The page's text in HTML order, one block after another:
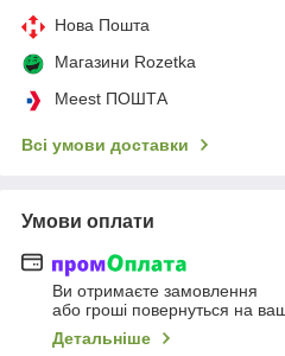
Нова Пошта
Магазини Rozetka
Meest ПОШТА
Всі умови доставки
Умови оплати
Ви отримаєте замовлення
або гроші повернуться на
Детальніше